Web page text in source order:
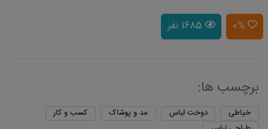
0% 1685 نفر
برچسب ها:
خیاطی دوخت لباس مد و پوشاک
کسب و کار